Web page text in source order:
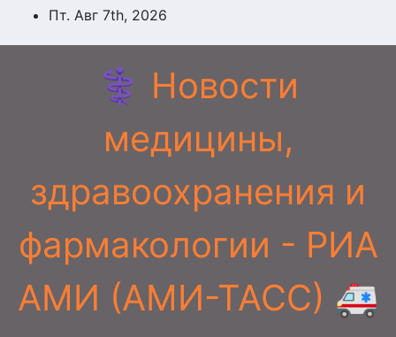
ПерейтиПт. Авг 7th, 2026
⚕️ Новости
медицины,
здравоохранения и
фармакологии - РИА
АМИ (АМИ-ТАСС) 🚑